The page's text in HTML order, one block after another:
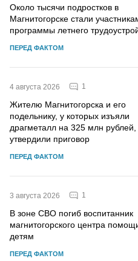
Около тысячи подростков в
Магнитогорске стали
программы летнего
ПЕРЕД ФАКТОМ
4 августа 2026 1
Жителю Магнитогорска и его
подельнику, у которых изъяли
драгметалл на 325 млн рублей,
утвердили приговор
ПЕРЕД ФАКТОМ
3 августа 2026 1
В зоне СВО погиб воспитанник
магнитогорского центра
детям
ПЕРЕД ФАКТОМ